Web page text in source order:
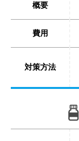
概要
費用
対策方法